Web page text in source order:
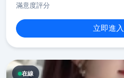
滿意度評分
立即進入
在線